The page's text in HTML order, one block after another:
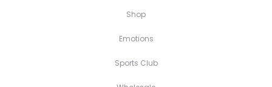
Shop
Emotions
Sports Club